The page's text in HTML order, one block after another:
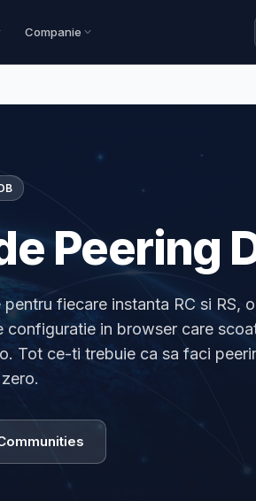
Companie
Peering
fiecare instanta RC si RS, o
configuratie in browser care
Tot ce-ti trebuie ca sa faci